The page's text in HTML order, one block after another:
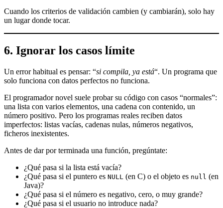
Cuando los criterios de validación cambien (y cambiarán), solo hay
un lugar donde tocar.
6. Ignorar los casos límite
Un error habitual es pensar: “si compila, ya está“. Un programa que
solo funciona con datos perfectos no funciona.
El programador novel suele probar su código con casos “normales”:
una lista con varios elementos, una cadena con contenido, un
número positivo. Pero los programas reales reciben datos
imperfectos: listas vacías, cadenas nulas, números negativos,
ficheros inexistentes.
Antes de dar por terminada una función, pregúntate:
¿Qué pasa si la lista está vacía?
¿Qué pasa si el puntero es NULL (en C) o el objeto es null (en
Java)?
¿Qué pasa si el número es negativo, cero, o muy grande?
¿Qué pasa si el usuario no introduce nada?